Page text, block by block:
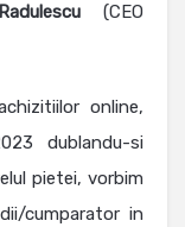
Radulescu (CEO
online,
dublandu-si
pietei, vorbim
cumparator in